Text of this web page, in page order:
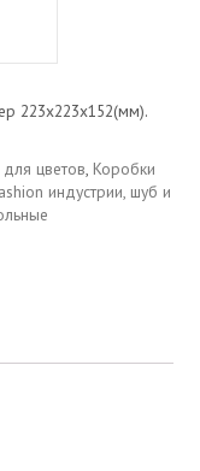
223х223х152(мм).
цветов, Коробки
индустрии, шуб и